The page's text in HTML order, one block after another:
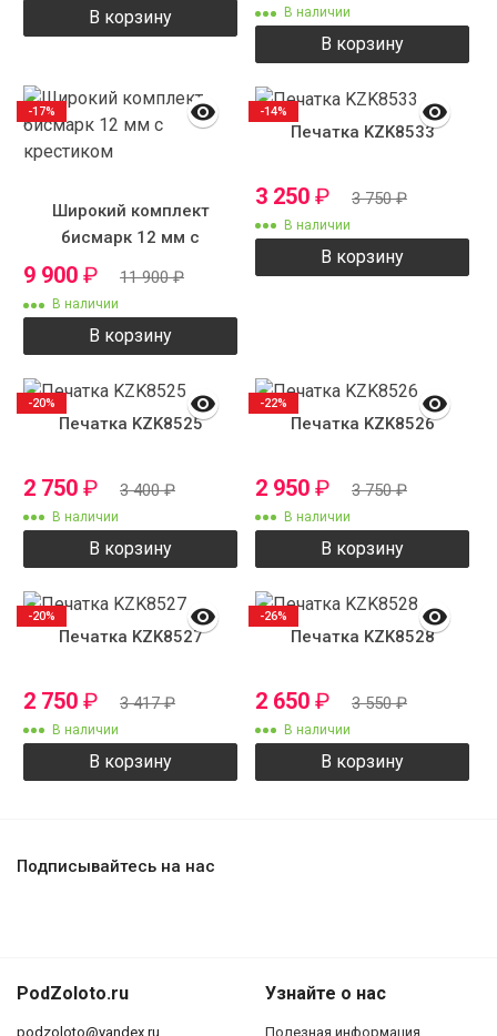
В корзину В наличии
В корзину
Широкий комплект
бисмарк 12 мм с
крестиком
9 900 ₽ 11 900₽
В наличии
В корзину
-17%
Печатка KZK8533
3 250 ₽ 3 750₽
В наличии
В корзину
-14%
Печатка KZK8525
2 750 ₽ 3 400₽
В наличии
В корзину
-20%
Печатка KZK8526
2 950 ₽ 3 750₽
В наличии
В корзину
-22%
Печатка KZK8527
2 750 ₽ 3 417₽
В наличии
В корзину
-20%
Печатка KZK8528
2 650 ₽ 3 550₽
В наличии
В корзину
-26%
Подписывайтесь на нас
PodZoloto.ru
podzoloto@yandex.ru
Узнайте о нас
Полезная информация